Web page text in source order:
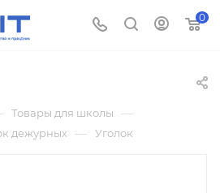
0
Товары для школы —
дежурных — Уголок